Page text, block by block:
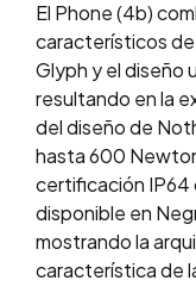
El Phone (4b)
característicos de
Glyph y el diseño
resultando en la
del diseño de
hasta 600
certificación IP64
disponible en
mostrando la
característica de